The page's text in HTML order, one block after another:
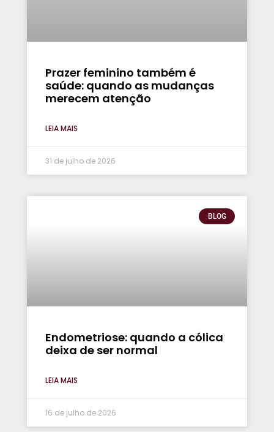
Prazer feminino também é
saúde: quando as mudanças
merecem atenção
LEIA MAIS
31 de julho de 2026
BLOG
Endometriose: quando a cólica
deixa de ser normal
LEIA MAIS
16 de julho de 2026